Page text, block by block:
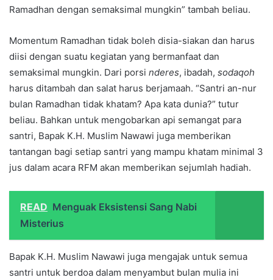
Ramadhan dengan semaksimal mungkin” tambah beliau.
Momentum Ramadhan tidak boleh disia-siakan dan harus
diisi dengan suatu kegiatan yang bermanfaat dan
semaksimal mungkin. Dari porsi nderes, ibadah, sodaqoh
harus ditambah dan salat harus berjamaah. “Santri an-nur
bulan Ramadhan tidak khatam? Apa kata dunia?” tutur
beliau. Bahkan untuk mengobarkan api semangat para
santri, Bapak K.H. Muslim Nawawi juga memberikan
tantangan bagi setiap santri yang mampu khatam minimal 3
jus dalam acara RFM akan memberikan sejumlah hadiah.
READ Menguak Eksistensi Sang Nabi
Misterius
Bapak K.H. Muslim Nawawi juga mengajak untuk semua
santri untuk berdoa dalam menyambut bulan mulia ini